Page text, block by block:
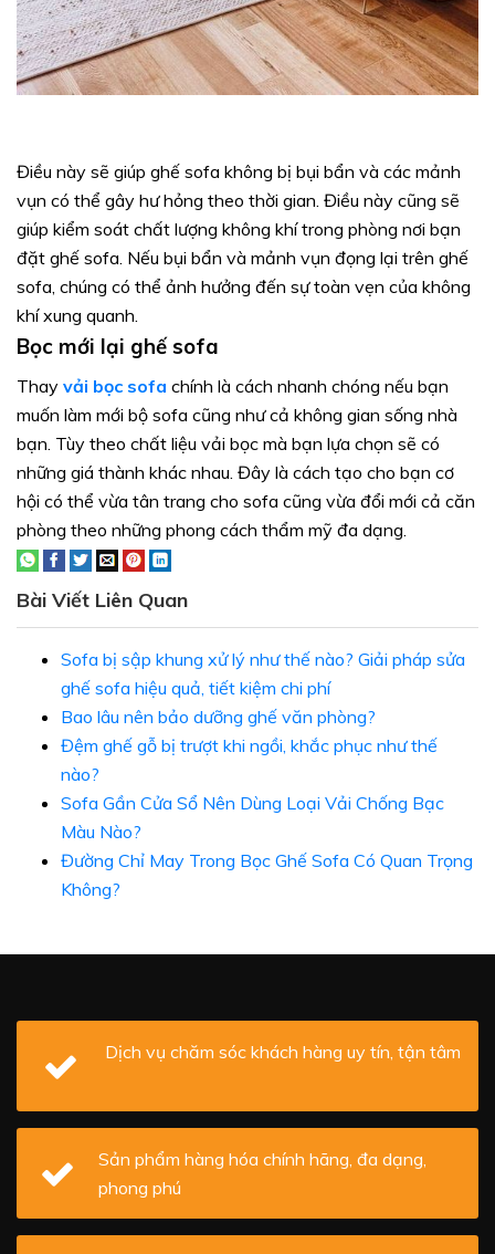
Điều này sẽ giúp ghế sofa không bị bụi bẩn và các mảnh
vụn có thể gây hư hỏng theo thời gian. Điều này cũng sẽ
giúp kiểm soát chất lượng không khí trong phòng nơi bạn
đặt ghế sofa. Nếu bụi bẩn và mảnh vụn đọng lại trên ghế
sofa, chúng có thể ảnh hưởng đến sự toàn vẹn của không
khí xung quanh.
Bọc mới lại ghế sofa
Thay vải bọc sofa chính là cách nhanh chóng nếu bạn
muốn làm mới bộ sofa cũng như cả không gian sống nhà
bạn. Tùy theo chất liệu vải bọc mà bạn lựa chọn sẽ có
những giá thành khác nhau. Đây là cách tạo cho bạn cơ
hội có thể vừa tân trang cho sofa cũng vừa đổi mới cả căn
phòng theo những phong cách thẩm mỹ đa dạng.
Bài Viết Liên Quan
Sofa bị sập khung xử lý như thế nào? Giải pháp sửa
ghế sofa hiệu quả, tiết kiệm chi phí
Bao lâu nên bảo dưỡng ghế văn phòng?
Đệm ghế gỗ bị trượt khi ngồi, khắc phục như thế
nào?
Sofa Gần Cửa Sổ Nên Dùng Loại Vải Chống Bạc
Màu Nào?
Đường Chỉ May Trong Bọc Ghế Sofa Có Quan Trọng
Không?
Dịch vụ chăm sóc khách hàng uy tín, tận tâm
Sản phẩm hàng hóa chính hãng, đa dạng,
phong phú